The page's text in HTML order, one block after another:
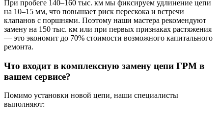
При пробеге 140–160 тыс. км мы фиксируем удлинение цепи
на 10–15 мм, что повышает риск перескока и встречи
клапанов с поршнями. Поэтому наши мастера рекомендуют
замену на 150 тыс. км или при первых признаках растяжения
— это экономит до 70% стоимости возможного капитального
ремонта.
Что входит в комплексную замену цепи ГРМ в
вашем сервисе?
Помимо установки новой цепи, наши специалисты
выполняют: